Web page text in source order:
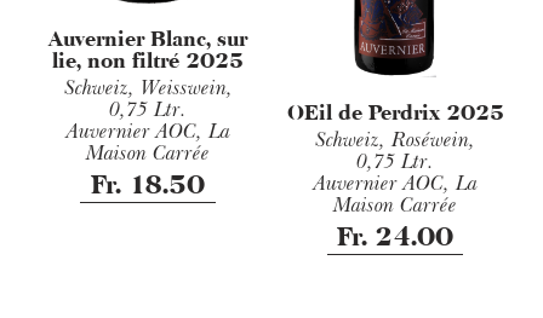
Auvernier Blanc, sur
lie, non filtré 2025
Schweiz, Weisswein,
0,75 Ltr.
Auvernier AOC, La
Maison Carrée
Fr. 18.50
OEil de Perdrix 2025
Schweiz, Roséwein,
0,75 Ltr.
Auvernier AOC, La
Maison Carrée
Fr. 24.00